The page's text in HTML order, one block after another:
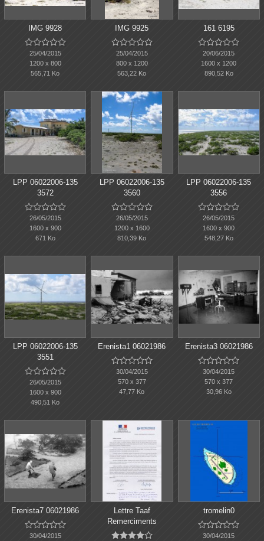
IMG 9928

25/04/2015
1200 x 800
565,71 Ko
IMG 9925

25/04/2015
800 x 1200
563,22 Ko
161 6195

20/06/2015
1600 x 1200
890,52 Ko
LPP 06022006-135
3572

26/05/2015
1600 x 900
671 Ko
LPP 06022006-135
3560

26/05/2015
1200 x 1600
810,39 Ko
LPP 06022006-135
3556

26/05/2015
1600 x 900
548,27 Ko
LPP 06022006-135
3551

26/05/2015
1600 x 900
490,51 Ko
Erenista1 06021986

30/04/2015
570 x 377
47,77 Ko
Erenista3 06021986

30/04/2015
570 x 377
30,96 Ko
Erenista7 06021986

30/04/2015
Lettre Taaf
Remerciments

tromelin0

30/04/2015